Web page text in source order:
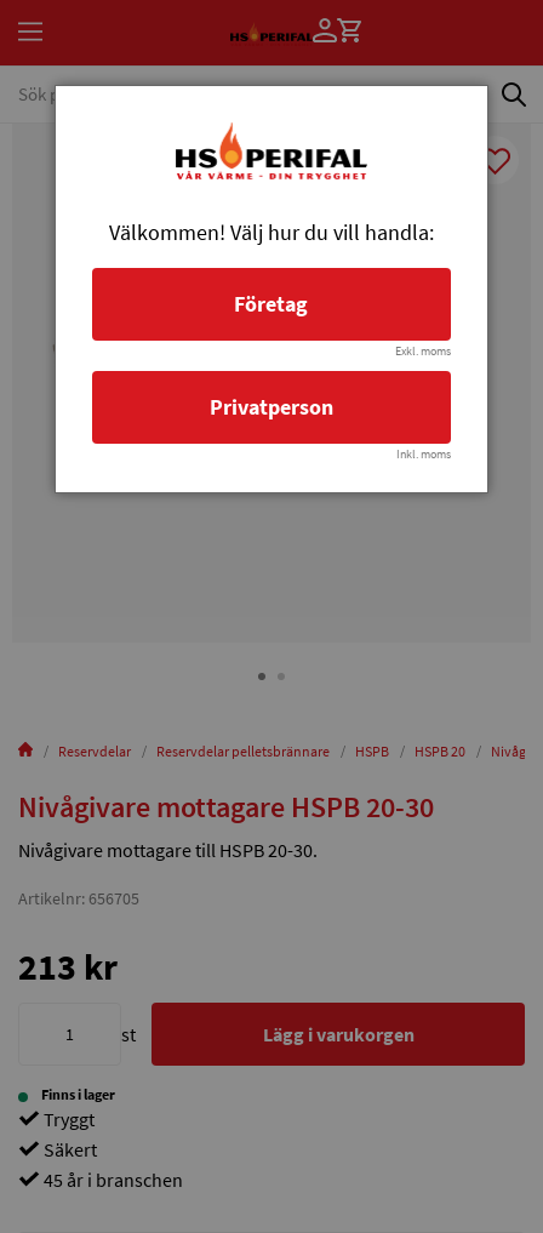
Reservdelar Reservdelar pelletsbrännare HSPB HSPB 20
Nivågivare mottagare HSPB 20-30
Nivågivare mottagare till HSPB 20-30.
Artikelnr: 656705
213 kr
st Lägg i varukorgen
Finns i lager
Tryggt
Säkert
45 år i branschen
Välkommen! Välj hur du vill handla:
Företag
Exkl. moms
Privatperson
Inkl. moms